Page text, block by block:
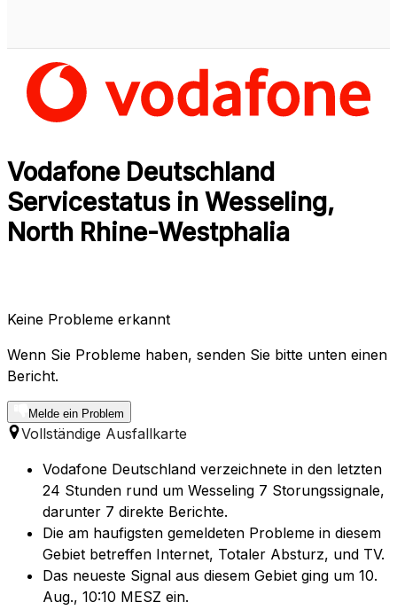
Vodafone Deutschland
Servicestatus in Wesseling,
North Rhine-Westphalia
Keine Probleme erkannt
Wenn Sie Probleme haben, senden Sie bitte unten einen
Bericht.
Melde ein Problem
Vollständige Ausfallkarte
Vodafone Deutschland verzeichnete in den letzten
24 Stunden rund um Wesseling 7 Storungssignale,
darunter 7 direkte Berichte.
Die am haufigsten gemeldeten Probleme in diesem
Gebiet betreffen Internet, Totaler Absturz, und TV.
Das neueste Signal aus diesem Gebiet ging um 10.
Aug., 10:10 MESZ ein.